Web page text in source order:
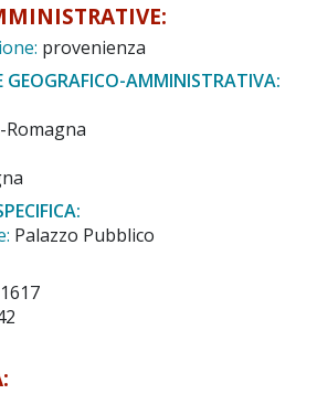
provenienza
GEOGRAFICO-AMMINISTRATIVA:
Romagna
Palazzo Pubblico
1617